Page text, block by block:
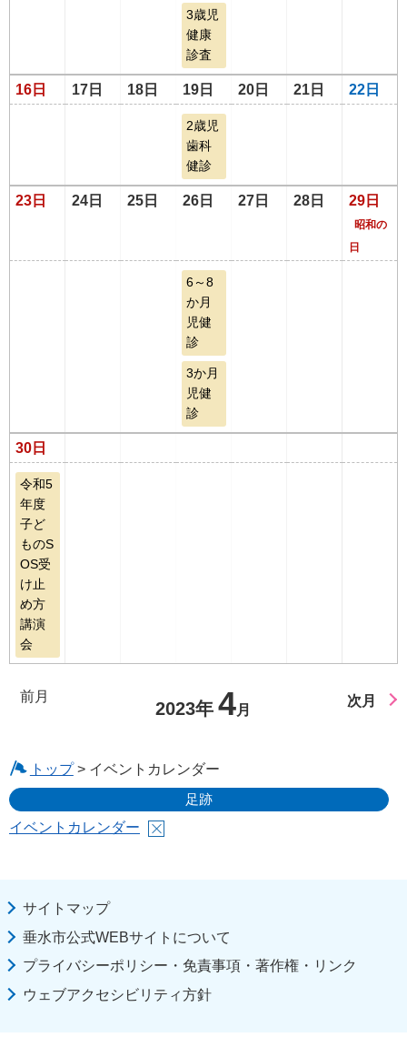
3歳児
健康
診査
16日 17日 18日 19日 20日 21日 22日
2歳児
歯科
健診
23日 24日 25日 26日 27日 28日 29日
昭和の
日
6～8
か月
児健
診
3か月
児健
診
30日
令和5
年度
子ど
ものS
OS受
け止
め方
講演
会
前月
2023年 4月
次月
トップ> イベントカレンダー
足跡
イベントカレンダー
サイトマップ
垂水市公式WEBサイトについて
プライバシーポリシー・免責事項・著作権・リンク
ウェブアクセシビリティ方針